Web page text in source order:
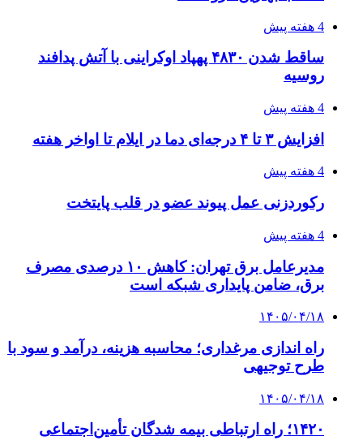
۱۴۰۵/۰۴/۱۶
احتمال بازگشت نرخ حمل دریایی به قبل از جنگ
طی ۲ تا ۳ ماه آینده
۱۴۰۵/۰۴/۱۵
شکست شاگردان قهرمانی مقابل چین تایپه/ تلاش
برای عنوان یازدهمی
۱۴۰۵/۰۴/۱۵
فروشگاه کتاب DMDBook | خرید کتاب فانتزی،
عاشقانه، دارک رومنس و رمان بدون حذفیات
راهنمای جامع خرید تجهیزات اندازه گیری؛ چطور
دقیق‌ترین ابزارها را آنلاین بخریم؟
خرید بهترین قهوه | خرید قهوه | قهوه گرنیکا کافی
صندوق طلا
وام فوری
بازار و کسب و کار